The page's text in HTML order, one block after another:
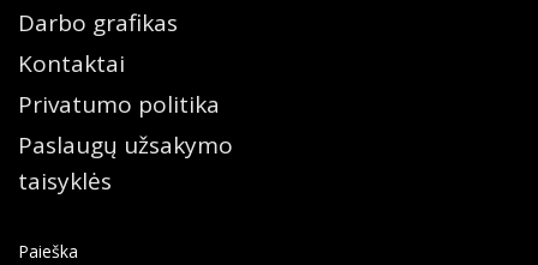
Darbo grafikas
Kontaktai
Privatumo politika
Paslaugų užsakymo
taisyklės
Paieška